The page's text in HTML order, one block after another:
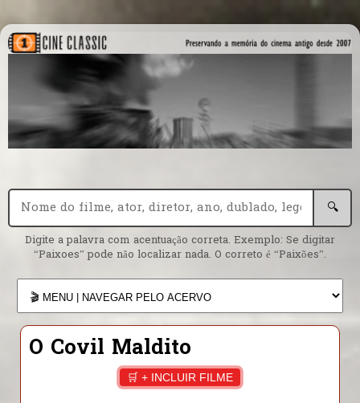
🔍
Digite a palavra com acentuação correta. Exemplo: Se digitar
“Paixoes” pode não localizar nada. O correto é “Paixões”.
O Covil Maldito
🛒 + INCLUIR FILME